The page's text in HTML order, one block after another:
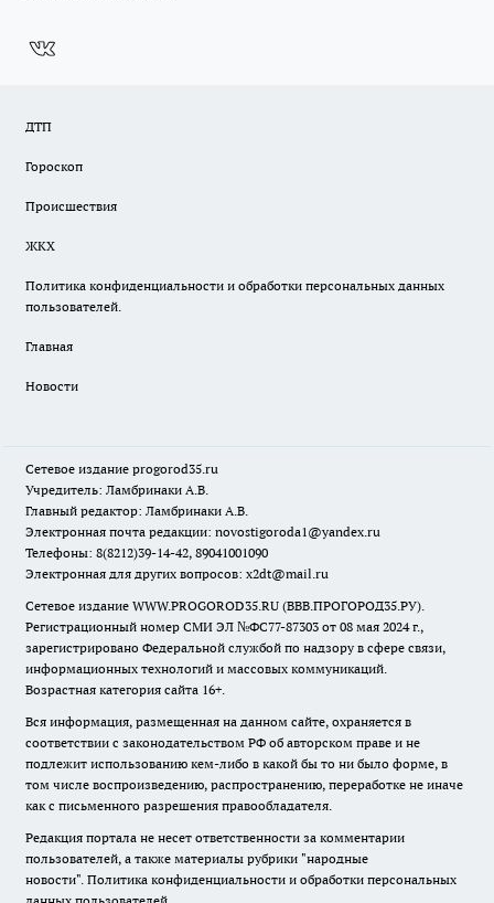
ДТП
Гороскоп
Происшествия
ЖКХ
Политика конфиденциальности и обработки персональных данных
пользователей.
Главная
Новости
Сетевое издание progorod35.ru
Учредитель: Ламбринаки А.В.
Главный редактор: Ламбринаки А.В.
Электронная почта редакции: novostigoroda1@yandex.ru
Телефоны: 8(8212)39-14-42, 89041001090
Электронная для других вопросов: x2dt@mail.ru
Сетевое издание WWW.PROGOROD35.RU (ВВВ.ПРОГОРОД35.РУ).
Регистрационный номер СМИ ЭЛ №ФС77-87303 от 08 мая 2024 г.,
зарегистрировано Федеральной службой по надзору в сфере связи,
информационных технологий и массовых коммуникаций.
Возрастная категория сайта 16+.
Вся информация, размещенная на данном сайте, охраняется в
соответствии с законодательством РФ об авторском праве и не
подлежит использованию кем-либо в какой бы то ни было форме, в
том числе воспроизведению, распространению, переработке не иначе
как с письменного разрешения правообладателя.
Редакция портала не несет ответственности за комментарии
пользователей, а также материалы рубрики "народные
новости". Политика конфиденциальности и обработки персональных